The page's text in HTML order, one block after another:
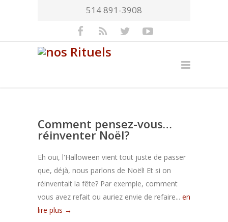
514 891-3908
Comment pensez-vous…
réinventer Noël?
Eh oui, l'Halloween vient tout juste de passer
que, déjà, nous parlons de Noël! Et si on
réinventait la fête? Par exemple, comment
vous avez refait ou auriez envie de refaire... en
lire plus →